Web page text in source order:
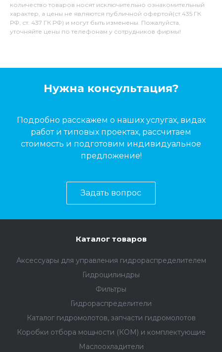
количество товаров носят исключительно ознакомительный
характер, а цены не являются публичной офертой(ст.435 ГК
РФ, ст. 437 ГК РФ) и могут быть изменены. Пожалуйста,
уточняйте цены по телефонам у сотрудников фирмы!
Нужна консультация?
Подробно расскажем о наших услугах, видах
работ и типовых проектах, рассчитаем
стоимость и подготовим индивидуальное
предложение!
Задать вопрос
Каталог товаров
Аксессуары для управления гидрораспределителем
Гидроцилиндры
Фильтры
Гидрораспределители
Каталог гидромолотов, запчасти гидромолотов
Коробки отбора мощности (КОМ) и комплектующие
Маслоохладители